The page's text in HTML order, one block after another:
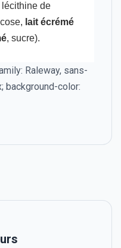
de
lait écrémé
, sucre).
Raleway, sans-
background-color: